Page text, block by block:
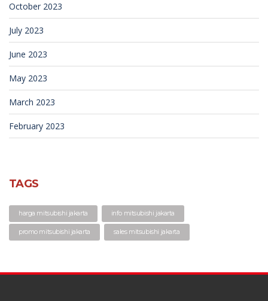
October 2023
July 2023
June 2023
May 2023
March 2023
February 2023
TAGS
harga mitsubishi jakarta info mitsubishi jakarta
promo mitsubishi jakarta sales mitsubishi jakarta